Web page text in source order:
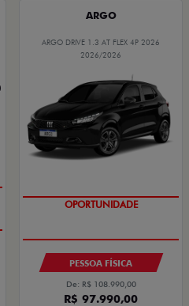
ARGO
ARGO DRIVE 1.3 AT FLEX 4P 2026
2026/2026
ÚLTIMAS UNIDADES
PESSOA FÍSICA
De: R$ 108.990,00
R$ 97.990,00